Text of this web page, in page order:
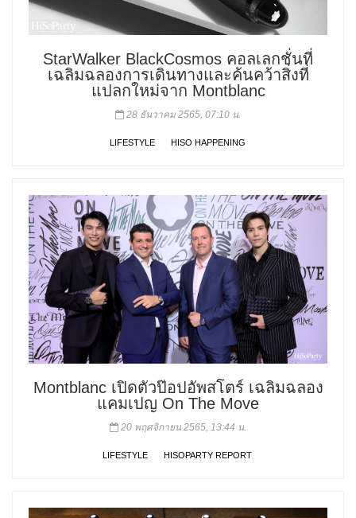
StarWalker BlackCosmos คอลเลกชั่นที่
เฉลิมฉลองการเดินทางและค้นคว้าสิ่งที่
แปลกใหม่จาก Montblanc
28 ธันวาคม 2565, 07:10 น.
LIFESTYLE HISO HAPPENING
Montblanc เปิดตัวป๊อปอัพสโตร์ เฉลิมฉลอง
แคมเปญ On The Move
20 พฤศจิกายน 2565, 13:44 น.
LIFESTYLE HISOPARTY REPORT